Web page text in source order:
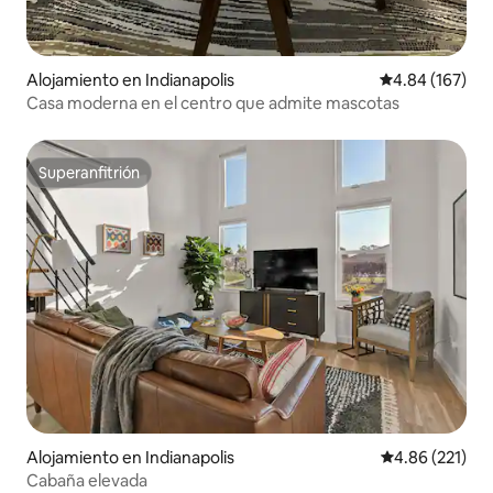
Alojamiento en Indianapolis Calificación
4.84 (167)
Casa moderna en el centro que admite mascotas
Superanfitrión
Superanfitrión
Alojamiento en Indianapolis Calificación
4.86 (221)
Cabaña elevada